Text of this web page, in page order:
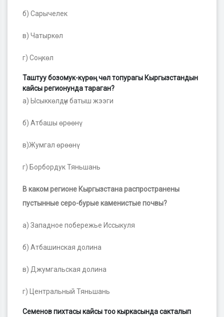
б) Сарычелек
в) Чатыркөл
г) Соңкөл
Таштуу бозомук-күрөң чөл топурагы Кыргызстандын
кайсы регионунда тараган?
а) Ысыккөлдүн батыш жээги
б) Атбашы өрөөнү
в)Жумгал өрөөнү
г) Борбордук Тяньшань
В каком регионе Кыргызстана распространены
пустынные серо-бурые каменистые почвы?
а) Западное побережье Иссыкуля
б) Атбашинская долина
в) Джумгальская долина
г) Центральный Тяньшань
Семенов пихтасы кайсы тоо кыркасында сакталып